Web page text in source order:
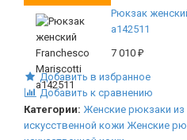
Рюкзак
а142511
7 010 ₽
Добавить в избранное
Добавить к сравнению
Категории: Женские рюкзаки из
искусственной кожи Женские